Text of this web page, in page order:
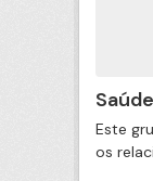
Saúde
Este
os